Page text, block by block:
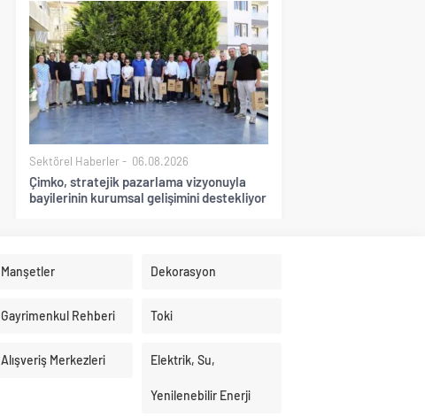
Sektörel Haberler 06.08.2026
Çimko, stratejik pazarlama vizyonuyla
bayilerinin kurumsal gelişimini destekliyor
Manşetler Dekorasyon
Gayrimenkul Rehberi Toki
Alışveriş Merkezleri Elektrik, Su,
Yenilenebilir Enerji